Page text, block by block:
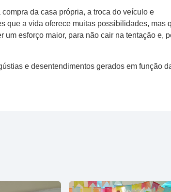
da casa própria, a troca do veículo e
que a vida oferece muitas possibilidades, mas
esforço maior, para não cair na tentação e,
e desentendimentos gerados em função